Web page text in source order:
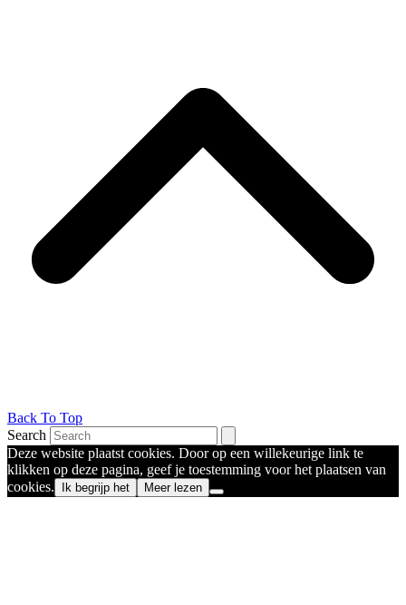
Back To Top
Search
Deze website plaatst cookies. Door op een willekeurige link te
klikken op deze pagina, geef je toestemming voor het plaatsen van
cookies.
Ik begrijp het Meer lezen